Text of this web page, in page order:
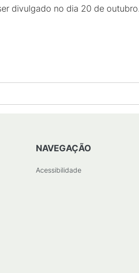
divulgado no dia 20 de
NAVEGAÇÃO
Acessibilidade